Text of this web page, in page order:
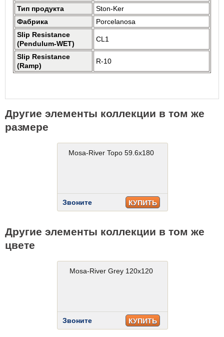
Тип продукта
Ston-Ker
Фабрика
Porcelanosa
Slip Resistance
(Pendulum-WET)
CL1
Slip Resistance
(Ramp)
R-10
Другие элементы коллекции в том же
размере
Mosa-River Topo 59.6x180
Звоните КУПИТЬ
Другие элементы коллекции в том же
цвете
Mosa-River Grey 120x120
Звоните КУПИТЬ